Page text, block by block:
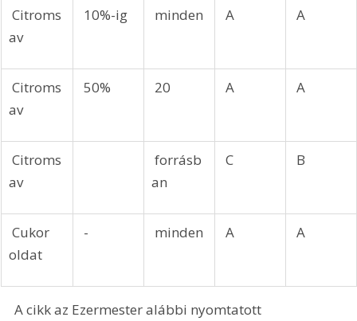
Citroms
av
10%-ig minden A A
Citroms
av
50% 20 A A
Citroms
av
forrásb
an
C B
Cukor
oldat
- minden A A
A cikk az Ezermester alábbi nyomtatott